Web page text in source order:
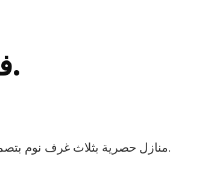
Casatalaya، في سياقه.
منازل حصرية بثلاث غرف نوم بتصميم مفتوح المفهوم، وتهوية متقاطعة وغرف واسعة وساطعة.